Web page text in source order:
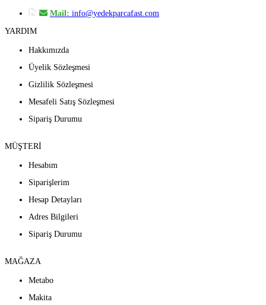
Mail: info@yedekparcafast.com
YARDIM
Hakkımızda
Üyelik Sözleşmesi
Gizlilik Sözleşmesi
Mesafeli Satış Sözleşmesi
Sipariş Durumu
MÜŞTERİ
Hesabım
Siparişlerim
Hesap Detayları
Adres Bilgileri
Sipariş Durumu
MAĞAZA
Metabo
Makita